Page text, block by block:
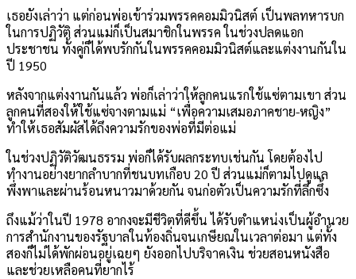
เธอยังเล่าว่า แต่ก่อนพ่อเข้าร่วมพรรคคอมมิวนิสต์ เป็นพลทหารบก
ในการปฏิวัติ ส่วนแม่ก็เป็นสมาชิกในพรรค ในช่วงปลดแอก
ประชาชน ทั้งคู่ก็ได้พบรักกันในพรรคคอมมิวนิสต์และแต่งงานกันใน
ปี 1950
หลังจากแต่งงานกันแล้ว พ่อก็เล่าว่าให้ลูกคนแรกใช้แซ่ตามเขา ส่วน
ลูกคนที่สองให้ใช้แซ่จางตามแม่ “เพื่อความเสมอภาคชาย-หญิง”
ทำให้เธอสัมผัสได้ถึงความรักของพ่อที่มีต่อแม่
ในช่วงปฏิวัติวัฒนธรรม พ่อก็ได้รับผลกระทบเช่นกัน โดยต้องไป
ทำงานอย่างยากลำบากที่ชนบทเกือบ 20 ปี ส่วนแม่ก็ตามไปดูแล
พึ่งพาและผ่านร้อนหนาวมาด้วยกัน จนก่อตัวเป็นความรักที่ลึกซึ้ง
ถึงแม้ว่าในปี 1978 อากงจะมีชีวิตที่ดีขึ้น ได้รับตำแหน่งเป็นผู้อำนวย
การสำนักงานของรัฐบาลในท้องถิ่นจนเกษียณในเวลาต่อมา แต่ทั้ง
สองก็ไม่ได้พักผ่อนอยู่เฉยๆ ยังออกไปบริจาคเงิน ช่วยสอนหนังสือ
และช่วยเหลือคนที่ยากไร้